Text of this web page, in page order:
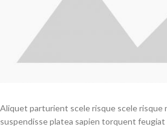
Aliquet parturient scele risque scele risque
suspendisse platea sapien torquent